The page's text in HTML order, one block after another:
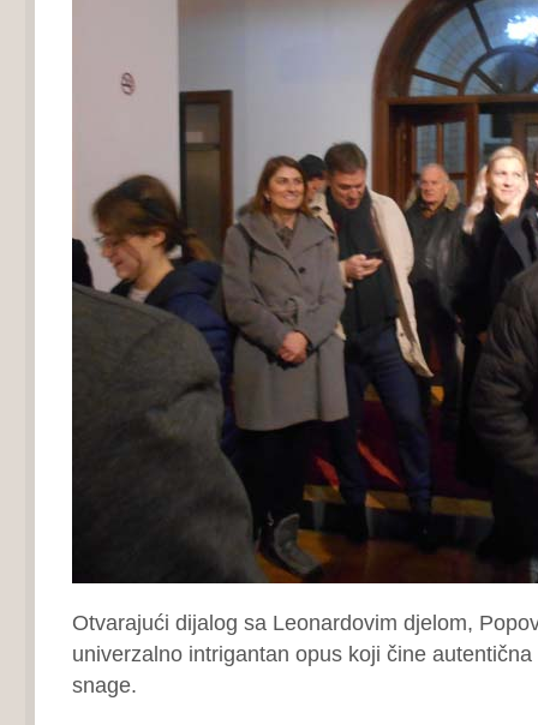
Otvarajući dijalog sa Leonardovim djelom,
univerzalno intrigantan opus koji čine
snage.